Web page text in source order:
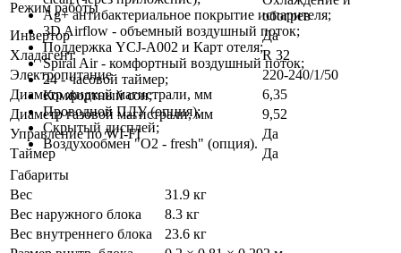
Ag+ антибактериальное покрытие испарителя;
3D Airflow - объемный воздушный поток;
Поддержка YCJ-A002 и Карт отеля;
Spiral Air - комфортный воздушный поток;
24 - часовой таймер;
Комфортный сон;
Проводной ПДУ (опция);
Скрытый дисплей;
Воздухообмен "О2 - fresh" (опция).
Режим работы
обогрев
Инвертор
Да
Хладагент
R 32
Электропитание
220-240/1/50
Диаметр жидкой магистрали, мм
6,35
Диаметр газовой магистрали, мм
9,52
Управление по WI-FI
Да
Таймер
Да
Габариты
Вес
31.9 кг
Вес наружного блока
8.3 кг
Вес внутреннего блока
23.6 кг